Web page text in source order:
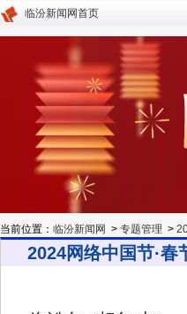
临汾新闻网首页
当前位置： 临汾新闻网 > 专题管理 >
2024网络中国节·春